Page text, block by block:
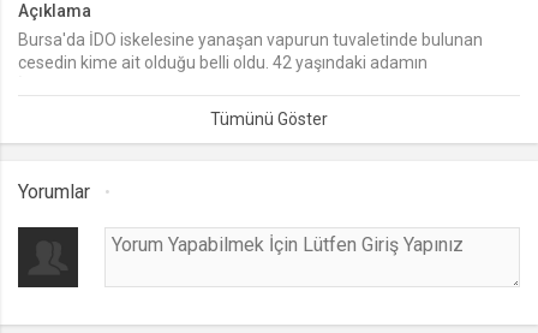
lang
.web.tv
Seçilen dil tercihini tutmak
.web.tv
Açıklama
Bursa'da İDO iskelesine yanaşan vapurun tuvaletinde bulunan
cesedin kime ait olduğu belli oldu. 42 yaşındaki adamın
Yorumlar